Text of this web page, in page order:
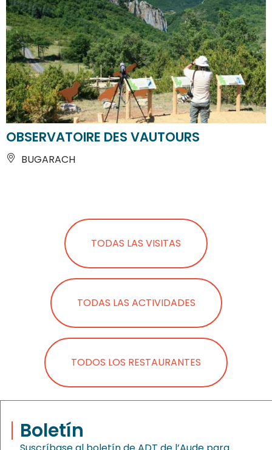
OBSERVATOIRE DES VAUTOURS
BUGARACH
TODAS LAS VISITAS
TODAS LAS ACTIVIDADES
TODOS LOS RESTAURANTES
Boletín